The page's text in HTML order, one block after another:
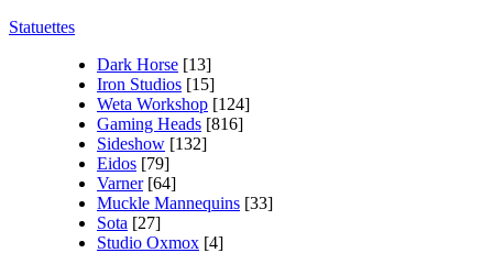
Statuettes
Dark Horse [13]
Iron Studios [15]
Weta Workshop [124]
Gaming Heads [816]
Sideshow [132]
Eidos [79]
Varner [64]
Muckle Mannequins [33]
Sota [27]
Studio Oxmox [4]